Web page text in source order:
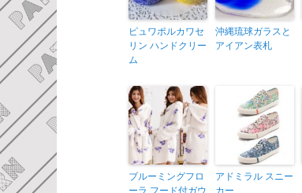
ピュワポルカワセ
リン ハンドクリー
ム
沖縄琉球ガラスと
アイアン表札
ブルーミングフロ
ーラ フード付ガウ
アドミラル スニー
カー